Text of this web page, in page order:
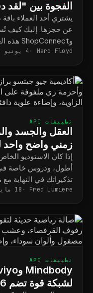
الفجوة بين
وShopConnect هذه العملية نهائيًا.
Marc Floyd 4 يونيو 2026
تطبيقات API
العقل والجسد
زمني واضح
البرامج
إذا كان الاستوديو
أطول، ودروس خاصة
تذكيراتك في النهاية
Fred Lumiere 18 مايو 2026
تطبيقات API
لشبكة قوة تضم 6 صالات رياضية